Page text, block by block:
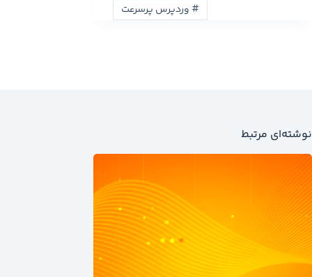
# وردپرس پرسرعت
نوشته‌ای مرتبط